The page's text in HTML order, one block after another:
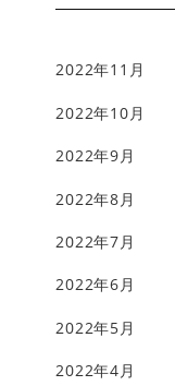
2022年11月
2022年10月
2022年9月
2022年8月
2022年7月
2022年6月
2022年5月
2022年4月